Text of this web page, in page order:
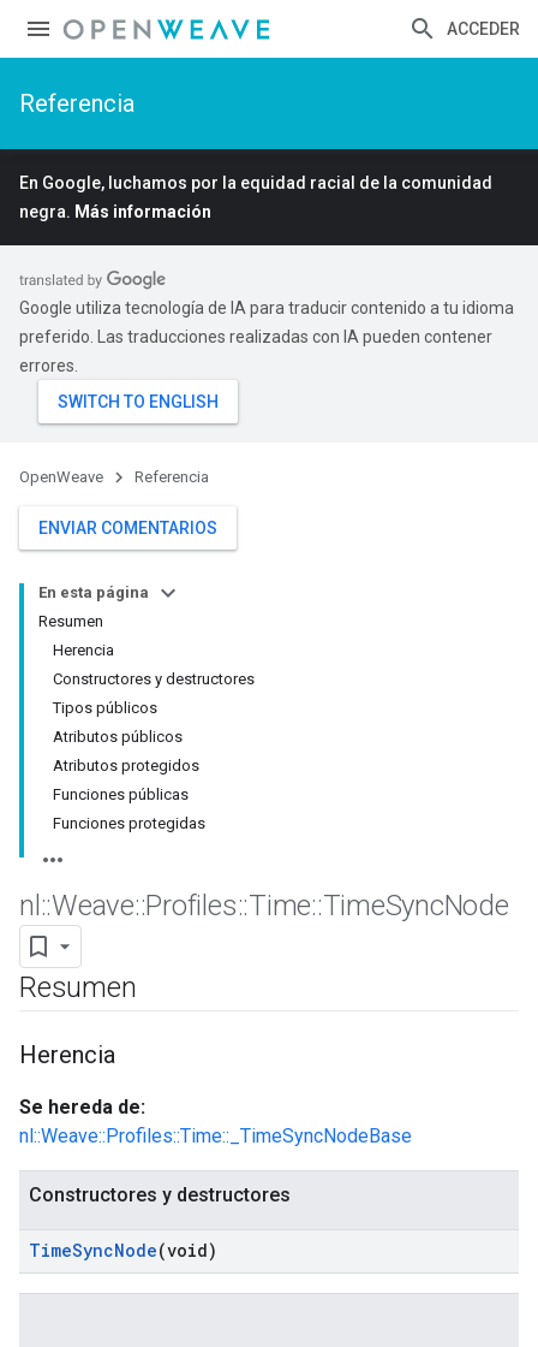
ACCEDER
Referencia
En Google, luchamos por la equidad racial de la comunidad
negra. Más información
Google utiliza tecnología de IA para traducir contenido a tu idioma
preferido. Las traducciones realizadas con IA pueden contener
errores.
OpenWeave Referencia
ENVIAR COMENTARIOS
En esta página
Resumen
Herencia
Constructores y destructores
Tipos públicos
Atributos públicos
Atributos protegidos
Funciones públicas
Funciones protegidas
nl ::Weave::Profiles::Time::TimeSyncNode
Resumen
Herencia
Se hereda de:
nl::Weave::Profiles::Time::_TimeSyncNodeBase
Constructores y destructores
TimeSyncNode(void)